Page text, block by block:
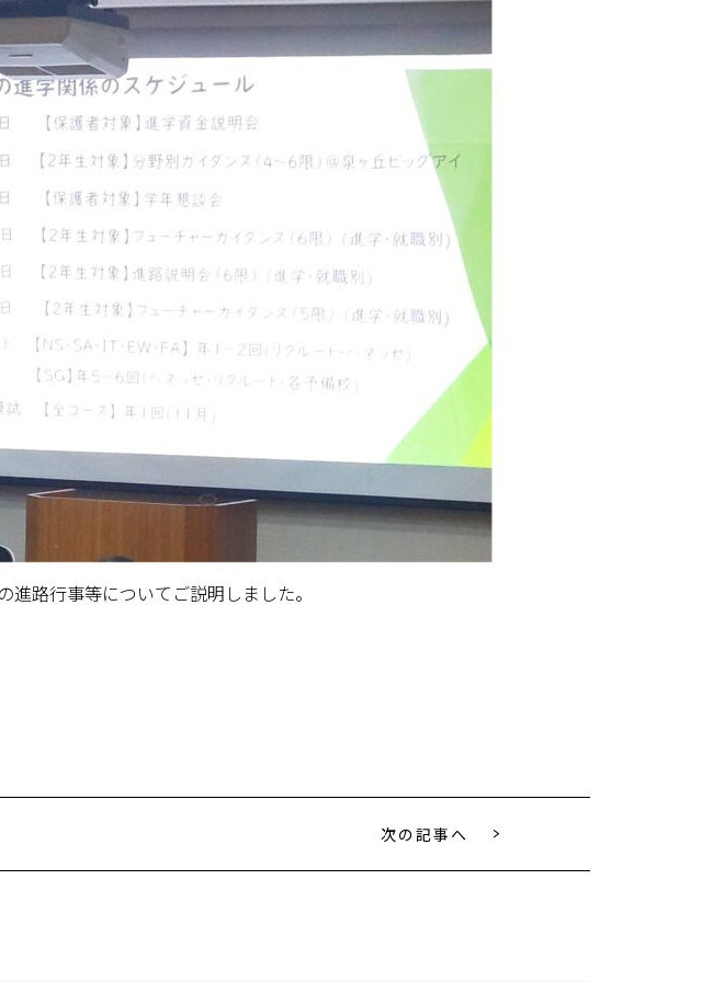
路行事等についてご説明しました。
次の記事へ